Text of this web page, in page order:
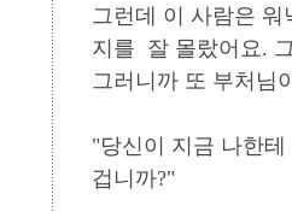
그런데 이 사람은
지를 잘 몰랐어요.
그러니까 또 부처님
"당신이 지금 나한
겁니까?"